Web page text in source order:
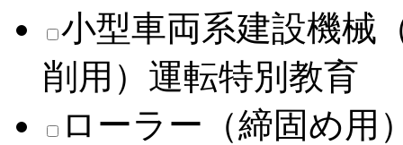
小型車両系建設機械
削用）運転特別教育
ローラー（締固め用